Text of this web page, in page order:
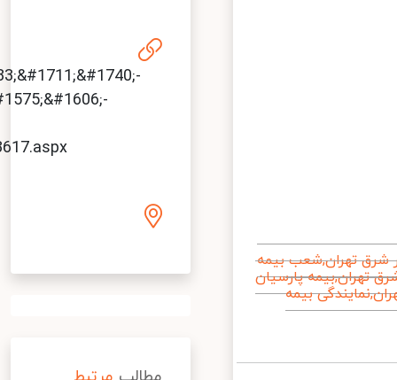
https://payameavval.net/ads/
&#1576;&#1740;&#1605;&#1607;-